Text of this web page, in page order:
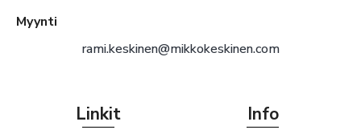
Myynti
rami.keskinen@mikkokeskinen.com
Linkit Info